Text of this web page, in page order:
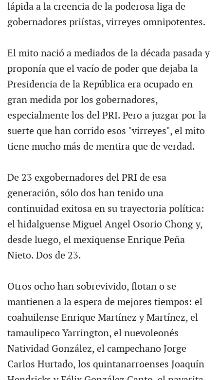
lápida a la creencia de la poderosa liga de
gobernadores priístas, virreyes omnipotentes.
El mito nació a mediados de la década pasada y
proponía que el vacío de poder que dejaba la
Presidencia de la República era ocupado en
gran medida por los gobernadores,
especialmente los del PRI. Pero a juzgar por la
suerte que han corrido esos "virreyes", el mito
tiene mucho más de mentira que de verdad.
De 23 exgobernadores del PRI de esa
generación, sólo dos han tenido una
continuidad exitosa en su trayectoria política:
el hidalguense Miguel Angel Osorio Chong y,
desde luego, el mexiquense Enrique Peña
Nieto. Dos de 23.
Otros ocho han sobrevivido, flotan o se
mantienen a la espera de mejores tiempos: el
coahuilense Enrique Martínez y Martínez, el
tamaulipeco Yarrington, el nuevoleonés
Natividad González, el campechano Jorge
Carlos Hurtado, los quintanarroenses Joaquín